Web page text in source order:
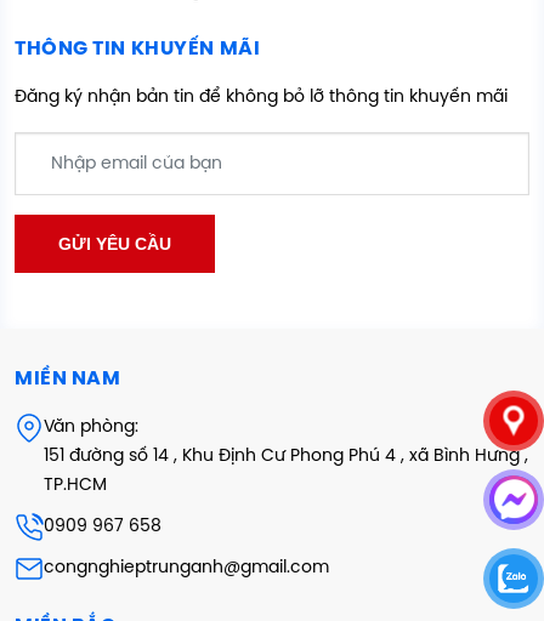
THÔNG TIN KHUYẾN MÃI
Đăng ký nhận bản tin để không bỏ lỡ thông tin khuyến mãi
MIỀN NAM
Văn phòng:
151 đường số 14 , Khu Định Cư Phong Phú 4 , xã Bình Hưng ,
TP.HCM
0909 967 658
congnghieptrunganh@gmail.com